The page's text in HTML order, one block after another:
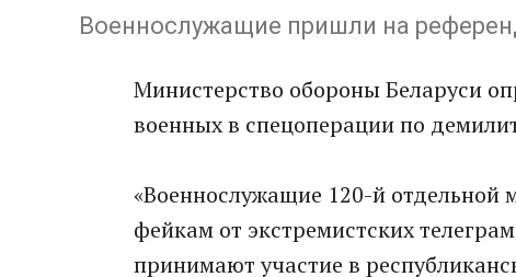
Военнослужащие пришли на
Министерство обороны Беларуси
военных в спецоперации по
«Военнослужащие 120-й отдельной
фейкам от экстремистских
принимают участие в